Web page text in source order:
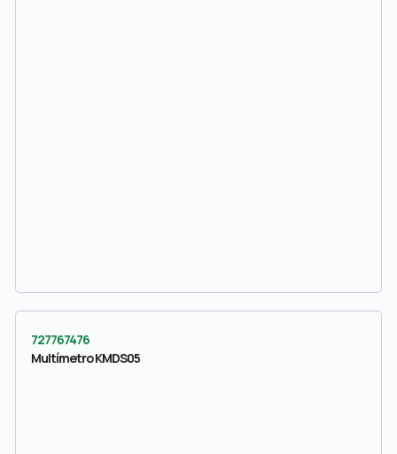
727767476
Multímetro KMDS05